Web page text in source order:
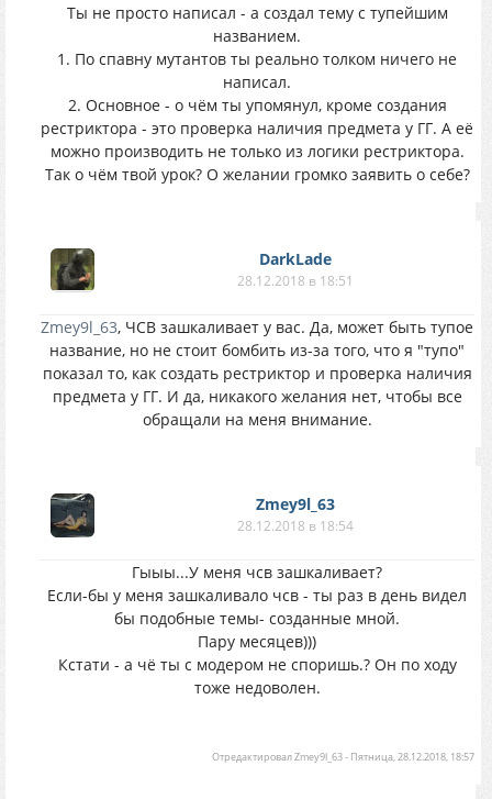
Ты не просто написал - а создал тему с тупейшим
названием.
1. По спавну мутантов ты реально толком ничего не
написал.
2. Основное - о чём ты упомянул, кроме создания
рестриктора - это проверка наличия предмета у ГГ. А её
можно производить не только из логики рестриктора.
Так о чём твой урок? О желании громко заявить о себе?
DarkLade
28.12.2018 в 18:51
Zmey9l_63, ЧСВ зашкаливает у вас. Да, может быть тупое
название, но не стоит бомбить из-за того, что я "тупо"
показал то, как создать рестриктор и проверка наличия
предмета у ГГ. И да, никакого желания нет, чтобы все
обращали на меня внимание.
Zmey9l_63
28.12.2018 в 18:54
Гыыы...У меня чсв зашкаливает?
Если-бы у меня зашкаливало чсв - ты раз в день видел
бы подобные темы- созданные мной.
Пару месяцев)))
Кстати - а чё ты с модером не споришь.? Он по ходу
тоже недоволен.
ОтредактировалZmey9l_63- Пятница, 28.12.2018, 18:57